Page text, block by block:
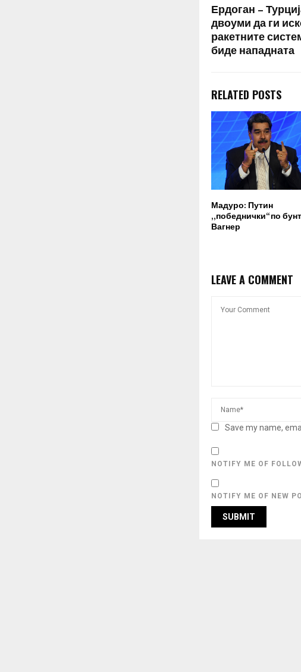
Ердоган –
двоуми да ги
ракетните
биде нападната
RELATED POSTS
Мадуро: Путин
„победнички“ по
Вагнер
LEAVE A COMMENT
Save my name,
NOTIFY ME OF
NOTIFY ME OF NEW